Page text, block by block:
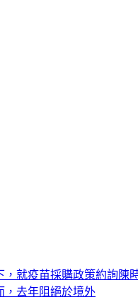
就疫苗採購政策約詢
，去年阻絕於境外